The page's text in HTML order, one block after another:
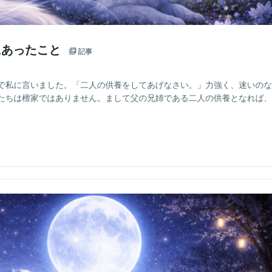
ったこと 記事
私に言いました。「二人の供養をしてあげなさい。」力強く、迷いのな
は檀家ではありません。まして父の兄姉である二人の供養となれば、